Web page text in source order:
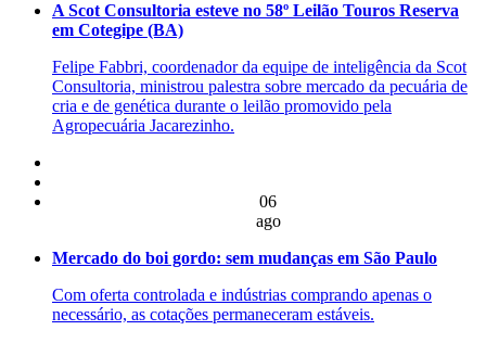
A Scot Consultoria esteve no 58º Leilão Touros Reserva
em Cotegipe (BA)
Felipe Fabbri, coordenador da equipe de inteligência da Scot
Consultoria, ministrou palestra sobre mercado da pecuária de
cria e de genética durante o leilão promovido pela
Agropecuária Jacarezinho.
06
ago
Mercado do boi gordo: sem mudanças em São Paulo
Com oferta controlada e indústrias comprando apenas o
necessário, as cotações permaneceram estáveis.